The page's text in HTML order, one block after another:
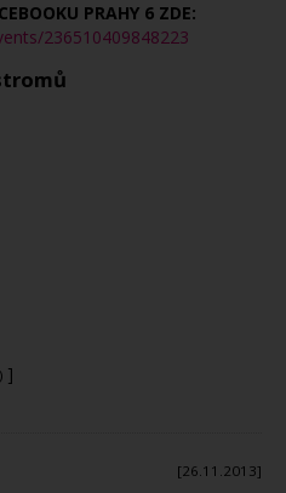
PRAHY 6 ZDE:
236510409848223
]
[26.11.2013]